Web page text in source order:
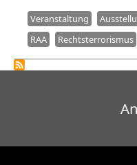
Veranstaltung
RAA
Rechtsterrorismus